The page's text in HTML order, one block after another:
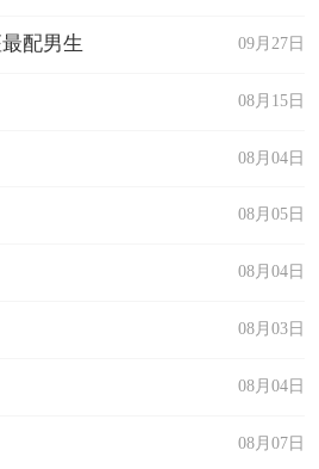
09月27日
配男生
08月15日
08月04日
08月05日
08月04日
08月03日
08月04日
08月07日